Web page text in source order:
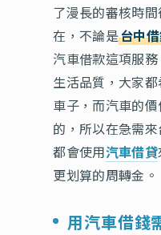
了漫長的審核時
在，不論是台中
汽車借款這項服
生活品質，大家
車子，而汽車的
的，所以在急需
都會使用汽車借貸
更划算的周轉金。
用汽車借錢